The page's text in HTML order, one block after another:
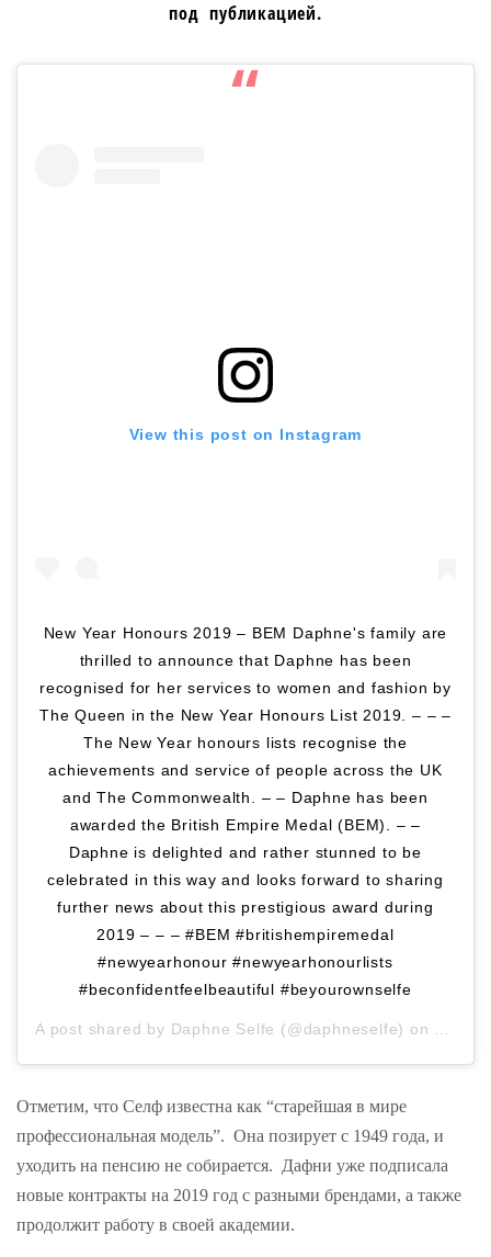
под публикацией.
View this post on Instagram
New Year Honours 2019 – BEM Daphne's family are
thrilled to announce that Daphne has been
recognised for her services to women and fashion by
The Queen in the New Year Honours List 2019. – – –
The New Year honours lists recognise the
achievements and service of people across the UK
and The Commonwealth. – – Daphne has been
awarded the British Empire Medal (BEM). – –
Daphne is delighted and rather stunned to be
celebrated in this way and looks forward to sharing
further news about this prestigious award during
2019 – – – #BEM #britishempiremedal
#newyearhonour #newyearhonourlists
#beconfidentfeelbeautiful #beyourownselfe
A post shared by Daphne Selfe (@daphneselfe) on
Отметим, что Селф известна как “старейшая в мире
профессиональная модель”. Она позирует с 1949 года, и
уходить на пенсию не собирается. Дафни уже подписала
новые контракты на 2019 год с разными брендами, а также
продолжит работу в своей академии.